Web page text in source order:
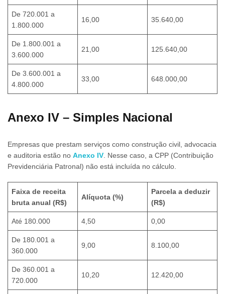
De 720.001 a
1.800.000
16,00 35.640,00
De 1.800.001 a
3.600.000
21,00 125.640,00
De 3.600.001 a
4.800.000
33,00 648.000,00
Anexo IV – Simples Nacional
Empresas que prestam serviços como construção civil, advocacia
e auditoria estão no Anexo IV . Nesse caso, a CPP (Contribuição
Previdenciária Patronal) não está incluída no cálculo.
Faixa de receita
bruta anual (R$)
Alíquota (%)
Parcela a deduzir
(R$)
Até 180.000 4,50 0,00
De 180.001 a
360.000
9,00 8.100,00
De 360.001 a
720.000
10,20 12.420,00